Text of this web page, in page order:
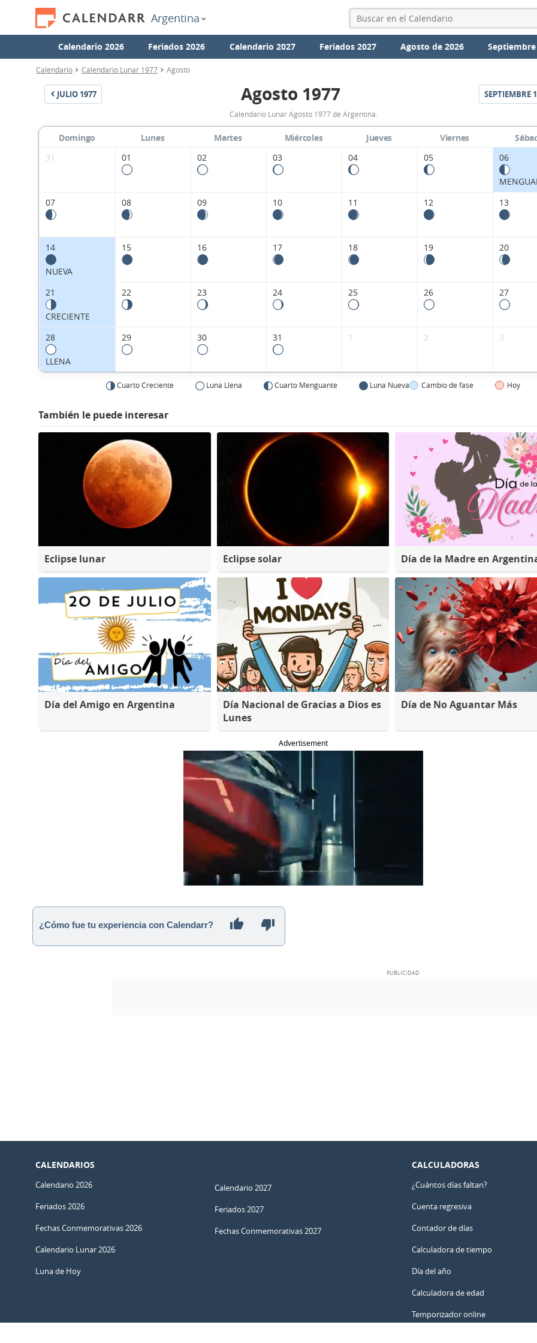
Argentina
Calendario 2026 Feriados 2026 Calendario 2027 Feriados 2027 Agosto de 2026
Calendario Calendario Lunar 1977 Agosto
JULIO 1977
Calendario
Lunar
Agosto
Argentina.
Agosto 1977 SEPTIEMBRE
Calendario Lunar Agosto 1977 de Argentina.
Domingo Lunes Martes Miércoles Jueves Viernes
31
01 02 03 04 05 06
07
08 09 10 11 12 13
14
NUEVA
15 16 17 18 19 20
21
CRECIENTE
22 23 24 25 26 27
28
LLENA
29 30 31 1 2 3
Cuarto Creciente Luna Llena Cuarto Menguante Luna Nueva Cambio de fase Hoy
También le puede interesar
Eclipse lunar Eclipse solar Día de la Madre en
Día del Amigo en Argentina
Día Nacional de Gracias a Dios es
Lunes
Día de No Aguantar Más
Advertisement
¿Cómo fue tu experiencia con Calendarr?
CALENDARIOS
Calendario 2026
Feriados 2026
Fechas Conmemorativas 2026
Calendario Lunar 2026
Luna de Hoy
Calendario 2027
Feriados 2027
Fechas Conmemorativas 2027
CALCULADORAS
¿Cuántos días faltan?
Cuenta regresiva
Contador de días
Calculadora de tiempo
Día del año
Calculadora de edad
Temporizador online